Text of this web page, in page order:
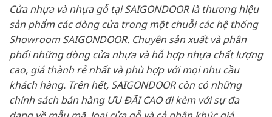
Cửa nhựa và nhựa gỗ tại SAIGONDOOR là thương hiệu
sản phẩm các dòng cửa trong một chuỗi các hệ thống
Showroom SAIGONDOOR. Chuyên sản xuất và phân
phối những dòng cửa nhựa và hỗ hợp nhựa chất lượng
cao, giá thành rẻ nhất và phù hợp với mọi nhu cầu
khách hàng. Trên hết, SAIGONDOOR còn có những
chính sách bán hàng ƯU ĐÃI CAO đi kèm với sự đa